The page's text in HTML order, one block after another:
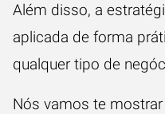
Além disso, a
aplicada de forma
qualquer tipo de
Nós vamos te